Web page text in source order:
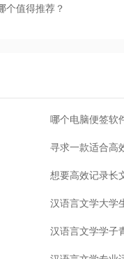
个值得推荐？
哪个电脑便签软
寻求一款适合高
想要高效记录长
汉语言文学大学
汉语言文学学子